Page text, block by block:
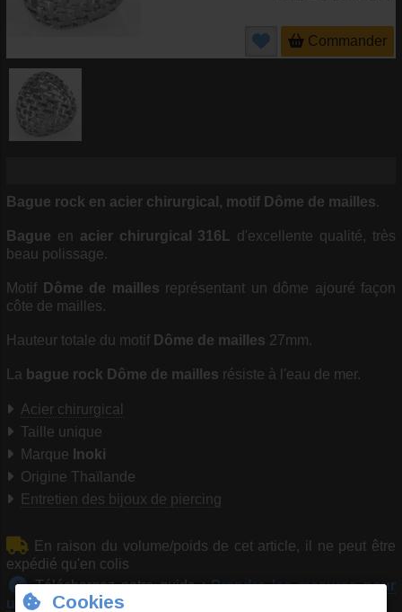
Commander
Bague rock en acier chirurgical, motif Dôme de mailles.
Bague en acier chirurgical 316L d'excellente qualité, très
beau polissage.
Motif Dôme de mailles représentant un dôme ajouré façon
côte de mailles.
Hauteur totale du motif Dôme de mailles 27mm.
La bague rock Dôme de mailles résiste à l'eau de mer.
Acier chirurgical
Taille unique
Marque Inoki
Origine Thaïlande
Entretien des bijoux de piercing
En raison du volume/poids de cet article, il ne peut être
expédié qu'en colis
Téléchargez notre guide :Prendre les mesures pour
une bague